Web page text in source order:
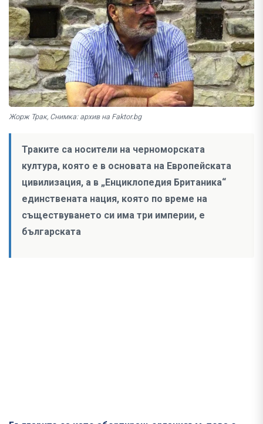
Жорж Трак, Снимка: архив на Faktor.bg
Траките са носители на черноморската
култура, която е в основата на Европейската
цивилизация, а в „Енциклопедия Британика“
единствената нация, която по време на
съществуването си има три империи, е
българската